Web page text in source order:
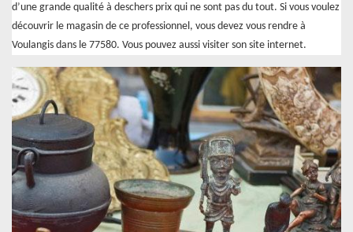
d’une grande qualité à deschers prix qui ne sont pas du tout. Si vous voulez
découvrir le magasin de ce professionnel, vous devez vous rendre à
Voulangis dans le 77580. Vous pouvez aussi visiter son site internet.